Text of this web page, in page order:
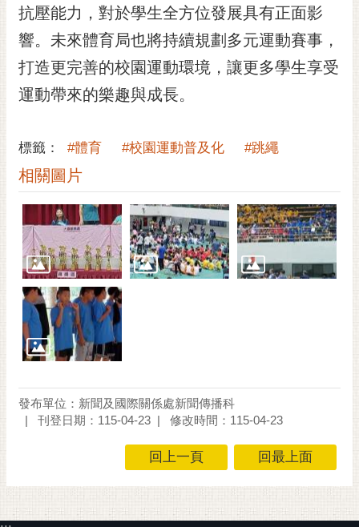
料
開
放
宣
告
交
通
位
置
抗壓能力，對於學生全方位發展具有正面影
響。未來體育局也將持續規劃多元運動賽事，
打造更完善的校園運動環境，讓更多學生享受
運動帶來的樂趣與成長。
標籤： #體育 #校園運動普及化 #跳繩
相關圖片
發布單位：新聞及國際關係處新聞傳播科
刊登日期：115-04-23
修改時間：115-04-23
回上一頁 回最上面